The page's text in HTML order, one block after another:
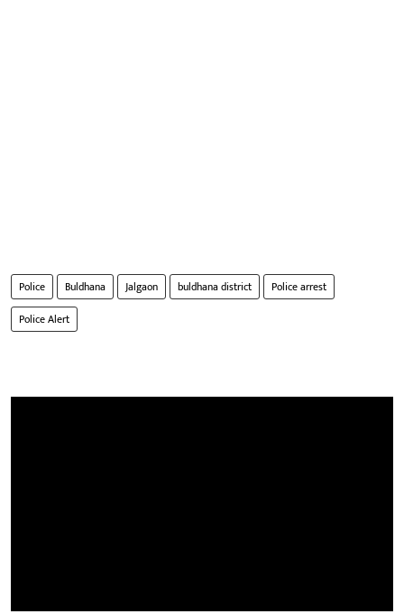
Police Buldhana Jalgaon buldhana district
Police arrest
Police Alert